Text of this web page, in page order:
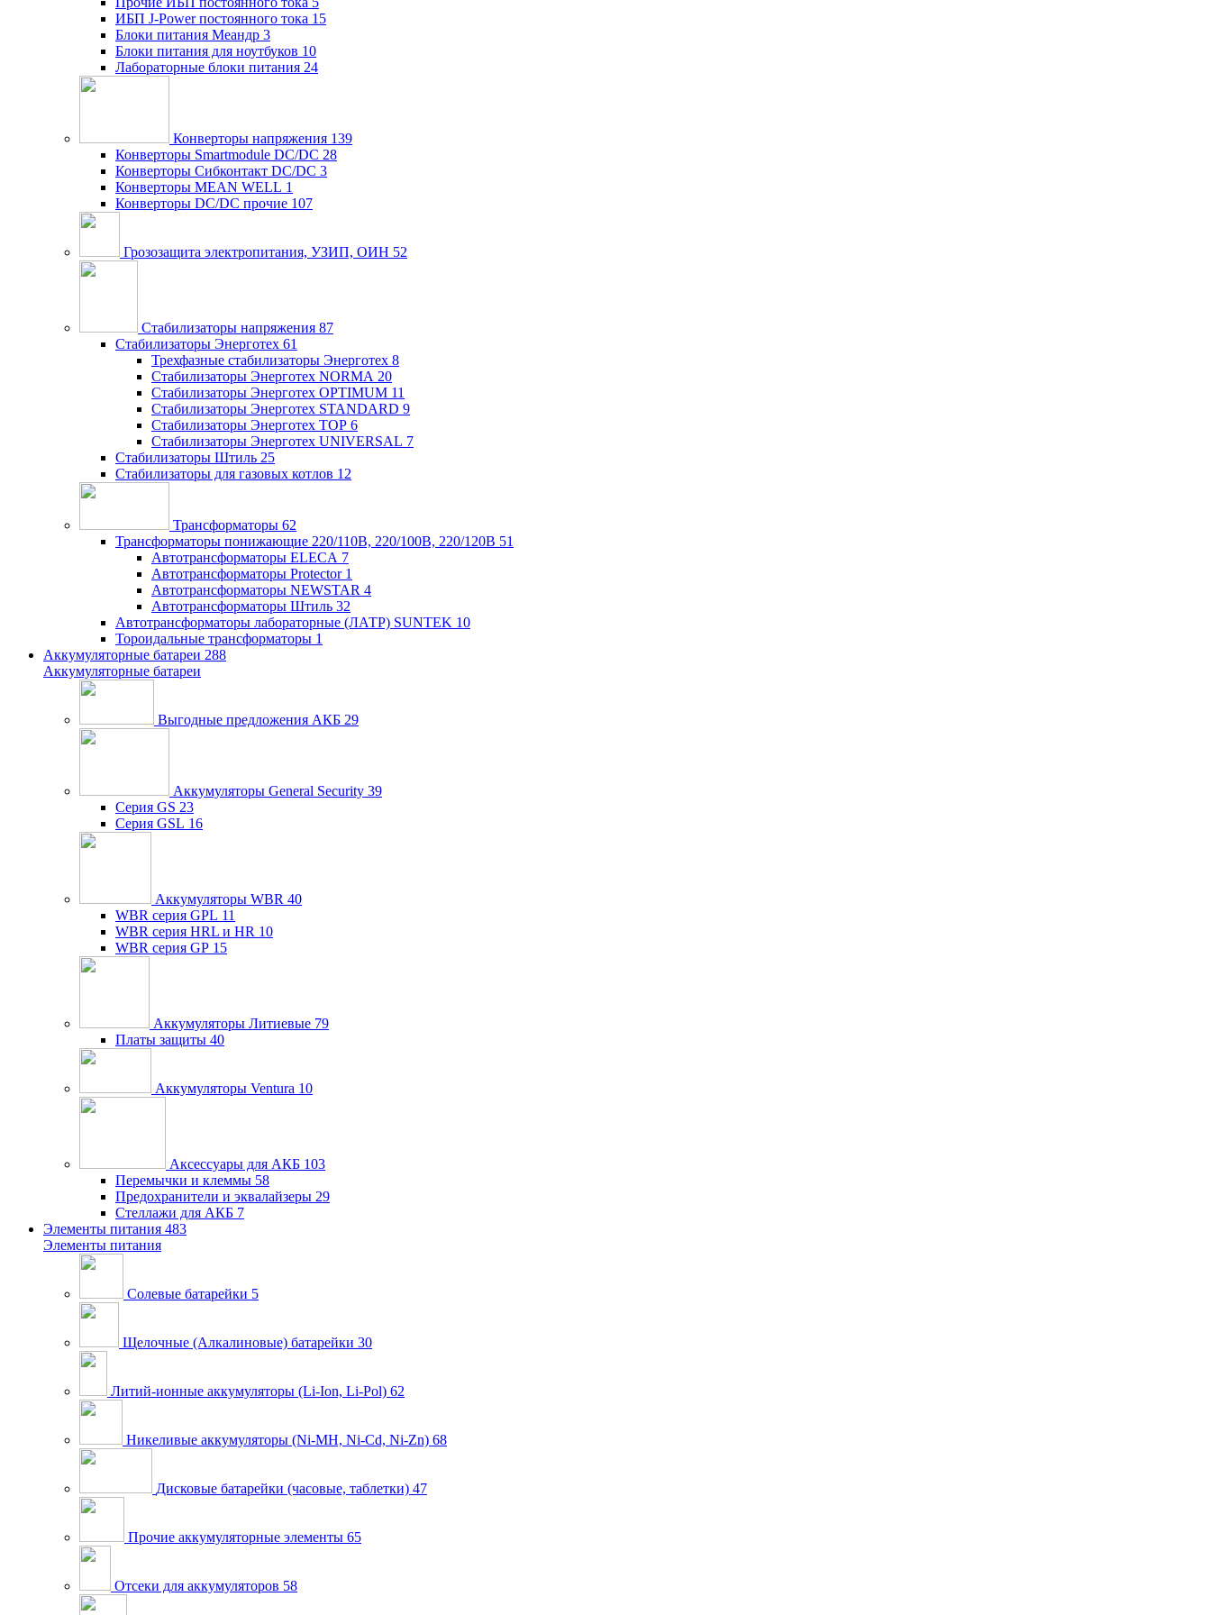
ИБП J-Power постоянного тока 15
Блоки питания Меандр 3
Блоки питания для ноутбуков 10
Лабораторные блоки питания 24
Конверторы напряжения 139
Конверторы Smartmodule DC/DC 28
Конверторы Сибконтакт DC/DC 3
Конверторы MEAN WELL 1
Конверторы DC/DC прочие 107
Грозозащита электропитания, УЗИП, ОИН 52
Стабилизаторы напряжения 87
Стабилизаторы Энерготех 61
Трехфазные стабилизаторы Энерготех 8
Стабилизаторы Энерготех NORMA 20
Стабилизаторы Энерготех OPTIMUM 11
Стабилизаторы Энерготех STANDARD 9
Стабилизаторы Энерготех TOP 6
Стабилизаторы Энерготех UNIVERSAL 7
Стабилизаторы Штиль 25
Стабилизаторы для газовых котлов 12
Трансформаторы 62
Трансформаторы понижающие 220/110В, 220/100В, 220/120В 51
Автотрансформаторы ELECA 7
Автотрансформаторы Protector 1
Автотрансформаторы NEWSTAR 4
Автотрансформаторы Штиль 32
Автотрансформаторы лабораторные (ЛАТР) SUNTEK 10
Тороидальные трансформаторы 1
Аккумуляторные батареи 288
Аккумуляторные батареи
Выгодные предложения АКБ 29
Аккумуляторы General Security 39
Серия GS 23
Серия GSL 16
Аккумуляторы WBR 40
WBR серия GPL 11
WBR серия HRL и HR 10
WBR серия GP 15
Аккумуляторы Литиевые 79
Платы защиты 40
Аккумуляторы Ventura 10
Аксессуары для АКБ 103
Перемычки и клеммы 58
Предохранители и эквалайзеры 29
Стеллажи для АКБ 7
Элементы питания 483
Элементы питания
Солевые батарейки 5
Щелочные (Алкалиновые) батарейки 30
Литий-ионные аккумуляторы (Li-Ion, Li-Pol) 62
Никеливые аккумуляторы (Ni-MH, Ni-Cd, Ni-Zn) 68
Дисковые батарейки (часовые, таблетки) 47
Прочие аккумуляторные элементы 65
Отсеки для аккумуляторов 58